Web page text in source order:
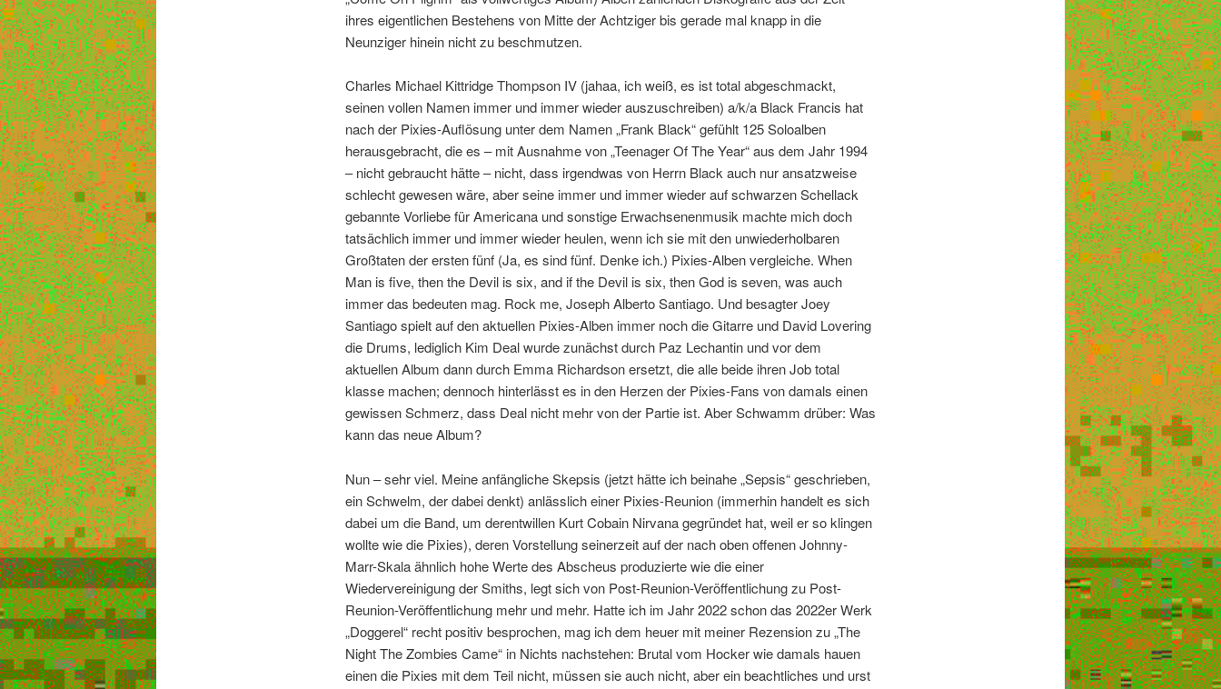
ihres eigentlichen Bestehens von Mitte der Achtziger bis gerade mal knapp in die
Neunziger hinein nicht zu beschmutzen.
Charles Michael Kittridge Thompson IV (jahaa, ich weiß, es ist total abgeschmackt,
seinen vollen Namen immer und immer wieder auszuschreiben) a/k/a Black Francis hat
nach der Pixies-Auflösung unter dem Namen „Frank Black“ gefühlt 125 Soloalben
herausgebracht, die es – mit Ausnahme von „Teenager Of The Year“ aus dem Jahr 1994
– nicht gebraucht hätte – nicht, dass irgendwas von Herrn Black auch nur ansatzweise
schlecht gewesen wäre, aber seine immer und immer wieder auf schwarzen Schellack
gebannte Vorliebe für Americana und sonstige Erwachsenenmusik machte mich doch
tatsächlich immer und immer wieder heulen, wenn ich sie mit den unwiederholbaren
Großtaten der ersten fünf (Ja, es sind fünf. Denke ich.) Pixies-Alben vergleiche. When
Man is five, then the Devil is six, and if the Devil is six, then God is seven, was auch
immer das bedeuten mag. Rock me, Joseph Alberto Santiago. Und besagter Joey
Santiago spielt auf den aktuellen Pixies-Alben immer noch die Gitarre und David Lovering
die Drums, lediglich Kim Deal wurde zunächst durch Paz Lechantin und vor dem
aktuellen Album dann durch Emma Richardson ersetzt, die alle beide ihren Job total
klasse machen; dennoch hinterlässt es in den Herzen der Pixies-Fans von damals einen
gewissen Schmerz, dass Deal nicht mehr von der Partie ist. Aber Schwamm drüber: Was
kann das neue Album?
Nun – sehr viel. Meine anfängliche Skepsis (jetzt hätte ich beinahe „Sepsis“ geschrieben,
ein Schwelm, der dabei denkt) anlässlich einer Pixies-Reunion (immerhin handelt es sich
dabei um die Band, um derentwillen Kurt Cobain Nirvana gegründet hat, weil er so klingen
wollte wie die Pixies), deren Vorstellung seinerzeit auf der nach oben offenen Johnny-
Marr-Skala ähnlich hohe Werte des Abscheus produzierte wie die einer
Wiedervereinigung der Smiths, legt sich von Post-Reunion-Veröffentlichung zu Post-
Reunion-Veröffentlichung mehr und mehr. Hatte ich im Jahr 2022 schon das 2022er Werk
„Doggerel“ recht positiv besprochen, mag ich dem heuer mit meiner Rezension zu „The
Night The Zombies Came“ in Nichts nachstehen: Brutal vom Hocker wie damals hauen
einen die Pixies mit dem Teil nicht, müssen sie auch nicht, aber ein beachtliches und urst